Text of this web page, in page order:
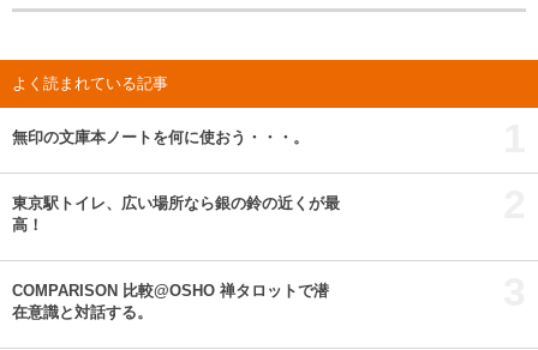
よく読まれている記事
無印の文庫本ノートを何に使おう・・・。
東京駅トイレ、広い場所なら銀の鈴の近くが最
高！
COMPARISON 比較@OSHO 禅タロットで潜
在意識と対話する。